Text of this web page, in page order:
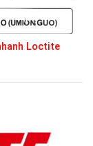
Loctite